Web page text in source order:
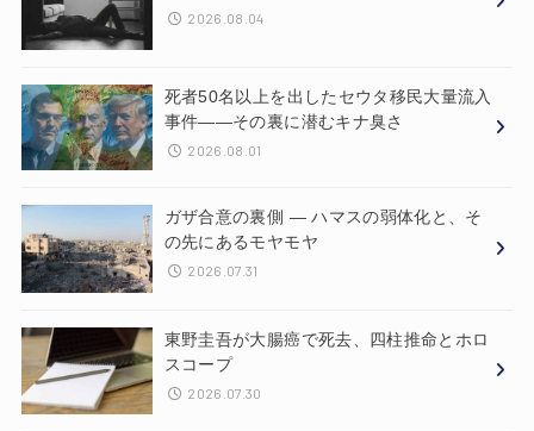
2026.08.04
死者50名以上を出したセウタ移民大量流入
事件——その裏に潜むキナ臭さ
2026.08.01
ガザ合意の裏側 ― ハマスの弱体化と、そ
の先にあるモヤモヤ
2026.07.31
東野圭吾が大腸癌で死去、四柱推命とホロ
スコープ
2026.07.30